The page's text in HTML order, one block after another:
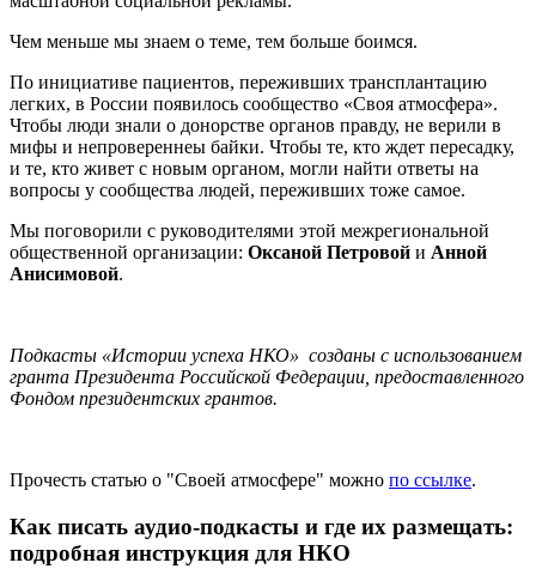
Чем меньше мы знаем о теме, тем больше боимся.
По инициативе пациентов, переживших трансплантацию
легких, в России появилось сообщество «Своя атмосфера».
Чтобы люди знали о донорстве органов правду, не верили в
мифы и непровереннеы байки. Чтобы те, кто ждет пересадку,
и те, кто живет с новым органом, могли найти ответы на
вопросы у сообщества людей, переживших тоже самое.
Мы поговорили с руководителями этой межрегиональной
общественной организации: Оксаной Петровой и Анной
Анисимовой.
Подкасты «Истории успеха НКО» созданы с использованием
гранта Президента Российской Федерации, предоставленного
Фондом президентских грантов.
Прочесть статью о "Своей атмосфере" можно по ссылке.
Как писать аудио-подкасты и где их размещать:
подробная инструкция для НКО